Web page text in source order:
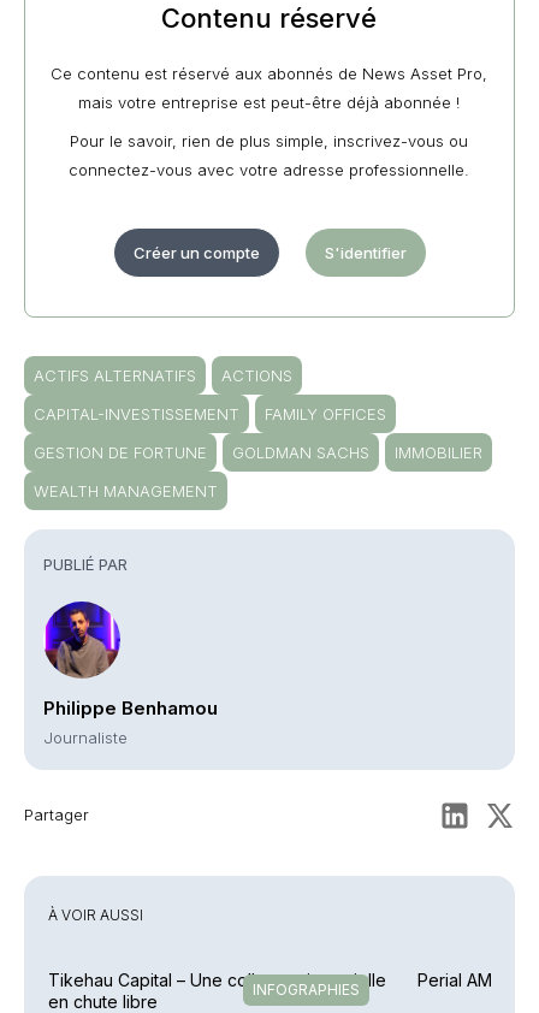
PUBLIÉ PAR
Philippe Benhamou
Journaliste
Partager
Contenu réservé
Ce contenu est réservé aux abonnés de News Asset Pro,
mais votre entreprise est peut-être déjà abonnée !
Pour le savoir, rien de plus simple, inscrivez-vous ou
connectez-vous avec votre adresse professionnelle.
Créer un compte S'identifier
ACTIFS ALTERNATIFS
ACTIONS
CAPITAL-INVESTISSEMENT
FAMILY OFFICES
GESTION DE FORTUNE
GOLDMAN SACHS
IMMOBILIER
WEALTH MANAGEMENT
À VOIR AUSSI
INFOGRAPHIES
Tikehau Capital – Une collecte trimestrielle
en chute libre
Perial AM –